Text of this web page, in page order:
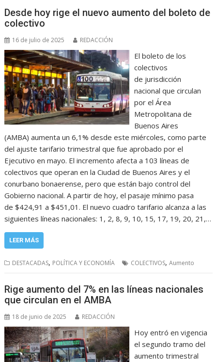
Desde hoy rige el nuevo aumento del boleto de
colectivo
16 de julio de 2025 REDACCIÓN
El boleto de los
colectivos
de jurisdicción
nacional que circulan
por el Área
Metropolitana de
Buenos Aires
(AMBA) aumenta un 6,1% desde este miércoles, como parte
del ajuste tarifario trimestral que fue aprobado por el
Ejecutivo en mayo. El incremento afecta a 103 líneas de
colectivos que operan en la Ciudad de Buenos Aires y el
conurbano bonaerense, pero que están bajo control del
Gobierno nacional. A partir de hoy, el pasaje mínimo pasa
de $424,91 a $451,01. El nuevo cuadro tarifario alcanza a las
siguientes líneas nacionales: 1, 2, 8, 9, 10, 15, 17, 19, 20, 21,…
LEER MÁS
DESTACADAS, POLÍTICA Y ECONOMÍA COLECTIVOS,Aumento
Rige aumento del 7% en las líneas nacionales
que circulan en el AMBA
18 de junio de 2025 REDACCIÓN
Hoy entró en vigencia
el segundo tramo del
aumento trimestral